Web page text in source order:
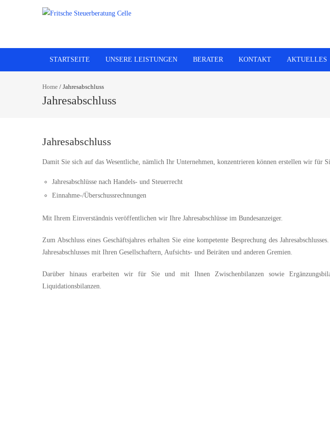
STARTSEITE UNSERE LEISTUNGEN BERATER KONTAKT AKTUELLES
Home / Jahresabschluss
Jahresabschluss
Jahresabschluss
Damit Sie sich auf das Wesentliche, nämlich Ihr Unternehmen, konzentrieren können erstellen wir für
Jahresabschlüsse nach Handels- und Steuerrecht
Einnahme-/Überschussrechnungen
Mit Ihrem Einverständnis veröffentlichen wir Ihre Jahresabschlüsse im Bundesanzeiger.
Zum Abschluss eines Geschäftsjahres erhalten Sie eine kompetente Besprechung des
Jahresabschlusses mit Ihren Gesellschaftern, Aufsichts- und Beiräten und anderen Gremien.
Darüber hinaus erarbeiten wir für Sie und mit Ihnen Zwischenbilanzen sowie
Liquidationsbilanzen.